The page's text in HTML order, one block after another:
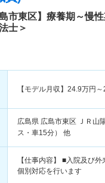
市東区】療養期～慢
士＞
【モデル月収】 24.9万円～
広島県 広島市東区 ＪＲ山
ス・車15分） 他
【仕事内容】 ■入院及び
個別対応を行います